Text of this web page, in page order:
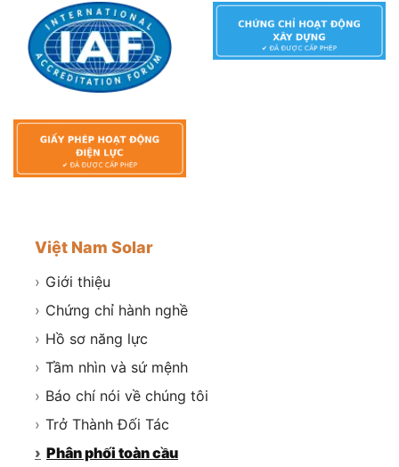
Việt Nam Solar
› Giới thiệu
› Chứng chỉ hành nghề
› Hồ sơ năng lực
› Tầm nhìn và sứ mệnh
› Báo chí nói về chúng tôi
› Trở Thành Đối Tác
› Phân phối toàn cầu